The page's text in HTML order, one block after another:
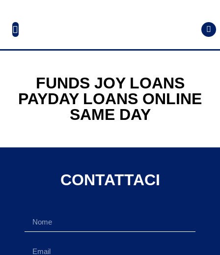
FUNDS JOY LOANS
PAYDAY LOANS ONLINE
SAME DAY
CONTATTACI